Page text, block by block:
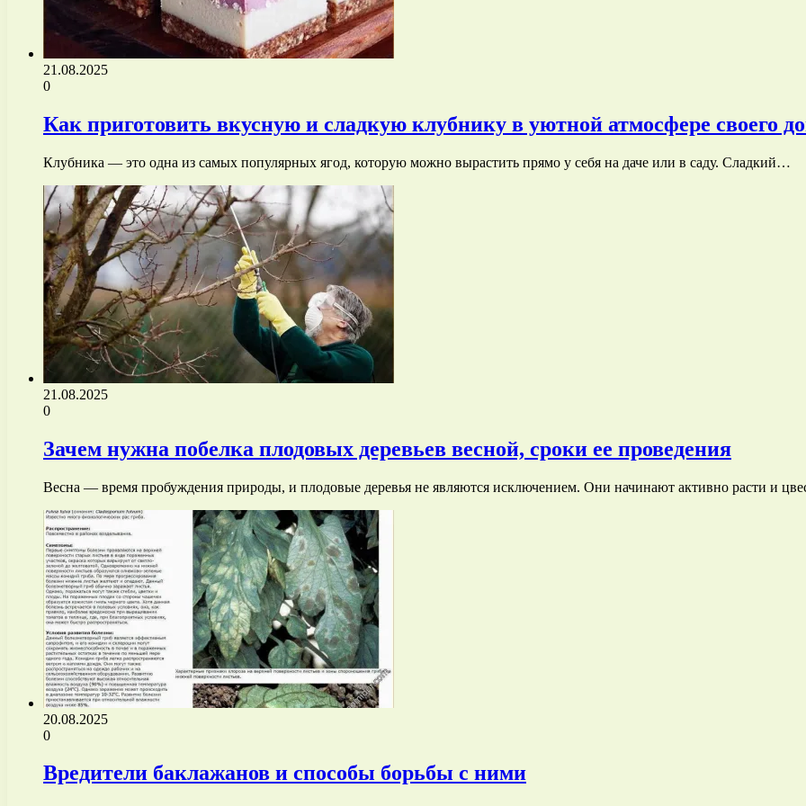
21.08.2025
0
Как приготовить вкусную и сладкую клубнику в уютной атмосфере своего
Клубника — это одна из самых популярных ягод, которую можно вырастить прямо у себя на даче или в саду. Сладкий…
21.08.2025
0
Зачем нужна побелка плодовых деревьев весной, сроки ее проведения
Весна — время пробуждения природы, и плодовые деревья не являются исключением. Они начинают активно расти и
20.08.2025
0
Вредители баклажанов и способы борьбы с ними